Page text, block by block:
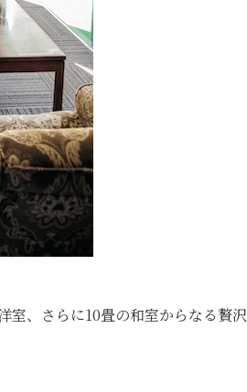
室、さらに10畳の和室からなる贅沢